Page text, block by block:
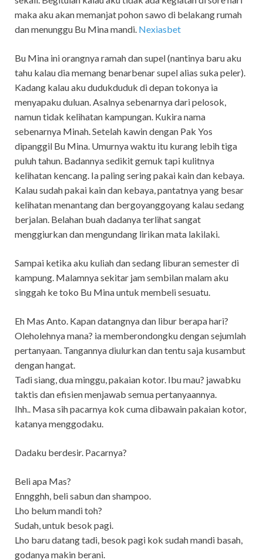
maka aku akan memanjat pohon sawo di belakang rumah
dan menunggu Bu Mina mandi. Nexiasbet
Bu Mina ini orangnya ramah dan supel (nantinya baru aku
tahu kalau dia memang benarbenar supel alias suka peler).
Kadang kalau aku dudukduduk di depan tokonya ia
menyapaku duluan. Asalnya sebenarnya dari pelosok,
namun tidak kelihatan kampungan. Kukira nama
sebenarnya Minah. Setelah kawin dengan Pak Yos
dipanggil Bu Mina. Umurnya waktu itu kurang lebih tiga
puluh tahun. Badannya sedikit gemuk tapi kulitnya
kelihatan kencang. Ia paling sering pakai kain dan kebaya.
Kalau sudah pakai kain dan kebaya, pantatnya yang besar
kelihatan menantang dan bergoyanggoyang kalau sedang
berjalan. Belahan buah dadanya terlihat sangat
menggiurkan dan mengundang lirikan mata lakilaki.
Sampai ketika aku kuliah dan sedang liburan semester di
kampung. Malamnya sekitar jam sembilan malam aku
singgah ke toko Bu Mina untuk membeli sesuatu.
Eh Mas Anto. Kapan datangnya dan libur berapa hari?
Oleholehnya mana? ia memberondongku dengan sejumlah
pertanyaan. Tangannya diulurkan dan tentu saja kusambut
dengan hangat.
Tadi siang, dua minggu, pakaian kotor. Ibu mau? jawabku
taktis dan efisien menjawab semua pertanyaannya.
Ihh.. Masa sih pacarnya kok cuma dibawain pakaian kotor,
katanya menggodaku.
Dadaku berdesir. Pacarnya?
Beli apa Mas?
Enngghh, beli sabun dan shampoo.
Lho belum mandi toh?
Sudah, untuk besok pagi.
Lho baru datang tadi, besok pagi kok sudah mandi basah,
godanya makin berani.